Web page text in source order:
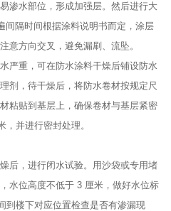
渗水部位，形成加强层。然后进行大
间隔时间根据涂料说明书而定，涂层
意方向交叉，避免漏刷、流坠。​
严重，可在防水涂料干燥后铺设防水
剂，待干燥后，将防水卷材按规定尺
粘贴到基层上，确保卷材与基层紧密
，并进行密封处理。​
后，进行闭水试验。用沙袋或专用堵
水位高度不低于 3 厘米，做好水位标
到楼下对应位置检查是否有渗漏现